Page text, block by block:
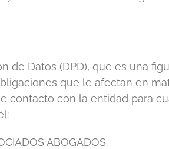
Datos (DPD), que es una
que le afectan en
contacto con la entidad para
ABOGADOS.